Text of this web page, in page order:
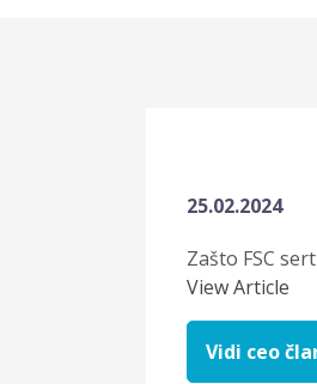
25.02.2024
Zašto FSC
View Article
Vidi ceo